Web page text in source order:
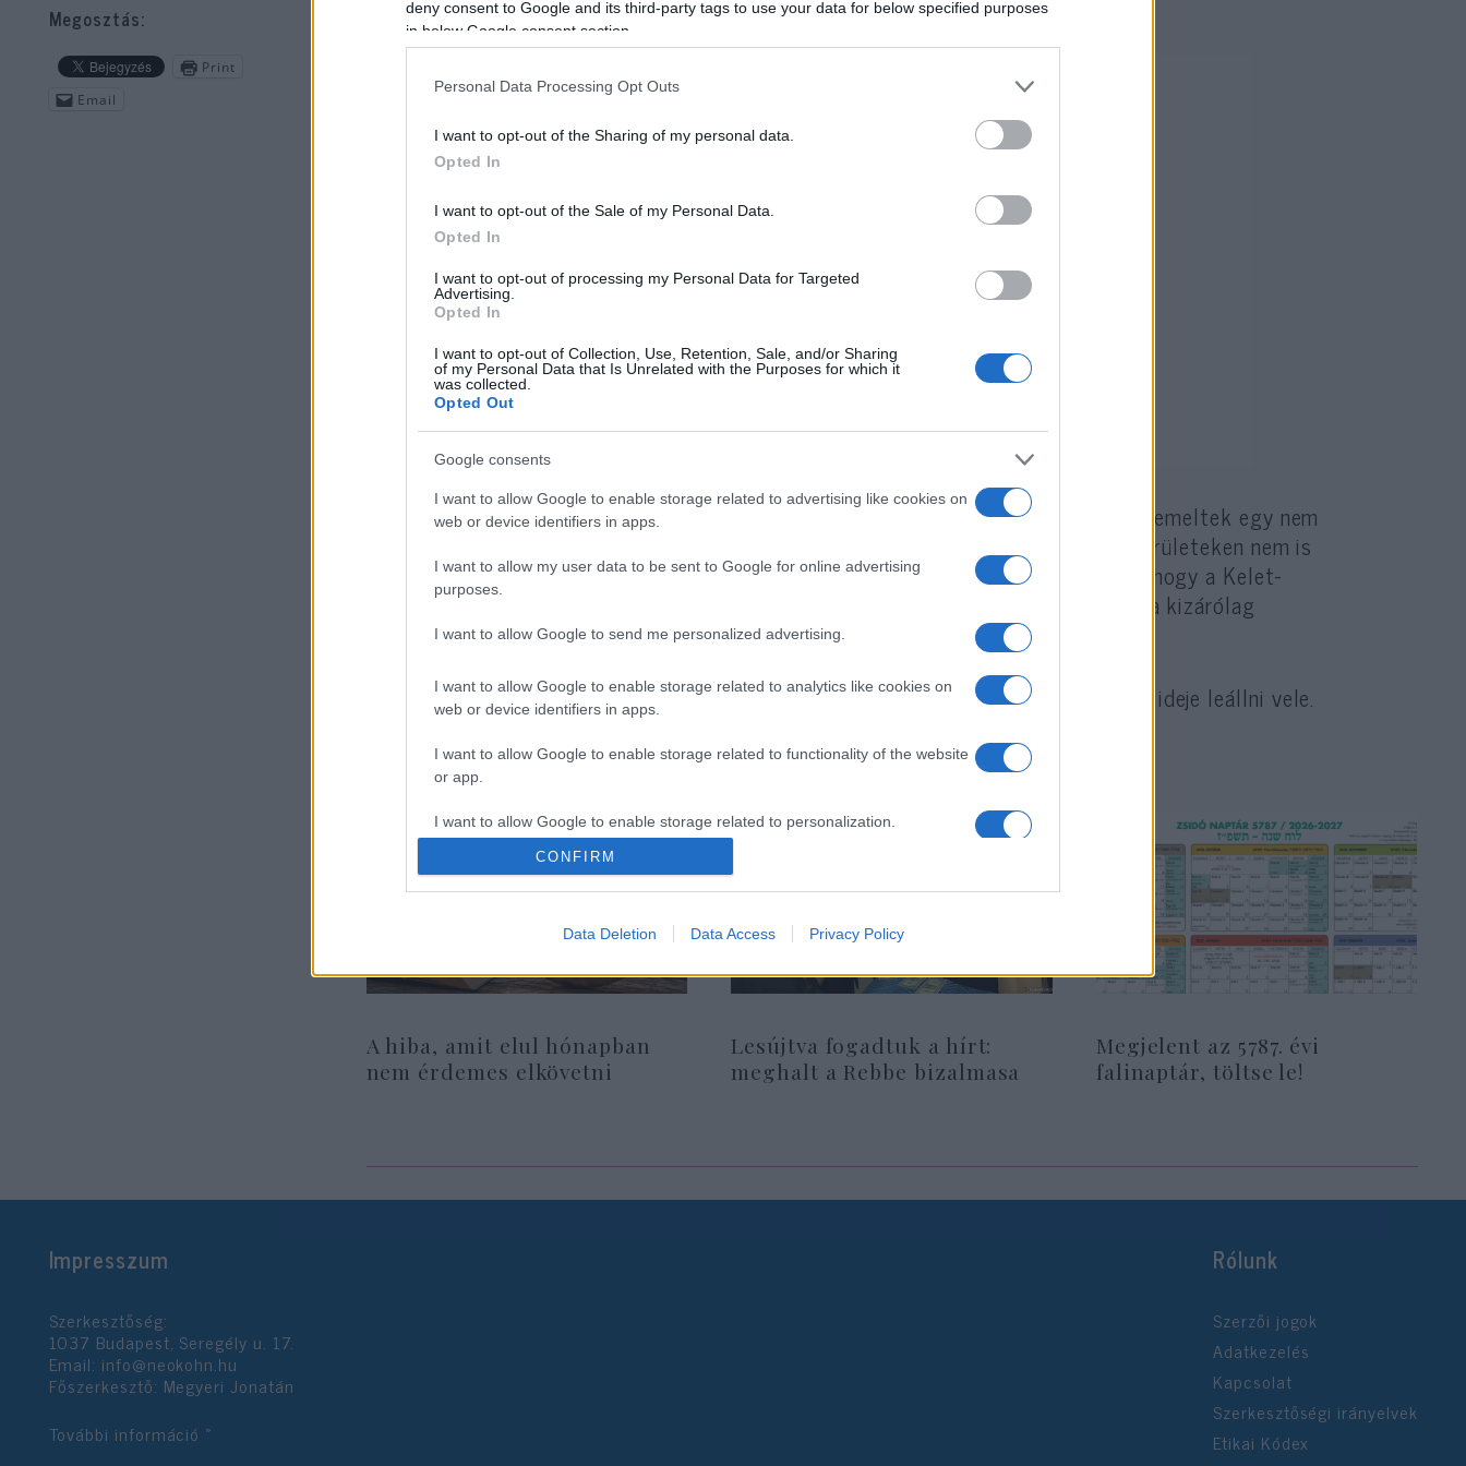
deny consent to Google and its third-party tags to use your data for below specified purposes
in below Google consent section.
Personal Data Processing Opt Outs
I want to opt-out of the Sharing of my personal data.
Opted In
I want to opt-out of the Sale of my Personal Data.
Opted In
I want to opt-out of processing my Personal Data for Targeted
Advertising.
Opted In
I want to opt-out of Collection, Use, Retention, Sale, and/or Sharing
of my Personal Data that Is Unrelated with the Purposes for which it
was collected.
Opted Out
Google consents
I want to allow Google to enable storage related to advertising like cookies on
web or device identifiers in apps.
I want to allow my user data to be sent to Google for online advertising
purposes.
I want to allow Google to send me personalized advertising.
I want to allow Google to enable storage related to analytics like cookies on
web or device identifiers in apps.
I want to allow Google to enable storage related to functionality of the website
or app.
I want to allow Google to enable storage related to personalization.
I want to allow Google to enable storage related to security, including
authentication functionality and fraud prevention, and other user protection.
CONFIRM
Data Deletion Data Access Privacy Policy
Izraelt tehát nemcsak kiiktatták a térség országai közül, de helyette beemeltek egy nem
létező entitást, Palesztina Államot. Dacára annak is, hogy a palesztin területeken nem is
létezik UNICEF nemzeti bizottság. Még érdekesebb, tűnt fel a blognak, hogy a Kelet-
Jeruzsálamben, „Palesztina Államban” meghirdetett egyetlen üres állásra kizárólag
palesztinok pályázhatnak. Zsidók tehát nem.
Mint a blog megjegyzi: ha ön eddig adományozott pénzt az UNICEF-nek, ideje leállni vele.
A hiba, amit elul hónapban
nem érdemes elkövetni
Lesújtva fogadtuk a hírt:
meghalt a Rebbe bizalmasa
Megjelent az 5787. évi
falinaptár, töltse le!
Megosztás:
Print
Email
Impresszum
Szerkesztőség:
1037 Budapest, Seregély u. 17.
Email: info@neokohn.hu
Főszerkesztő: Megyeri Jonatán
További információ »
Rólunk
Szerzői jogok
Adatkezelés
Kapcsolat
Szerkesztőségi irányelvek
Etikai Kódex